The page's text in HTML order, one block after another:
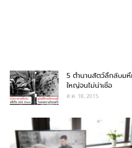
5 ตำนานสัตว์ลึกลับมหึ
ใหญ่จนไม่น่าเชื่อ
ส.ค. 18, 2015